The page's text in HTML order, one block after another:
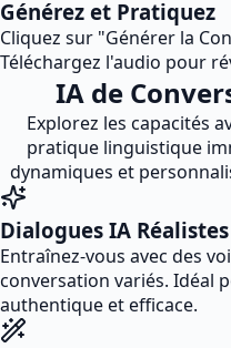
Générez et Pratiquez
Cliquez sur "Générer la
Téléchargez l'audio pour
IA de
Explorez les capacités
pratique linguistique
dynamiques et
Dialogues IA Réalistes
Entraînez-vous avec des
conversation variés. Idéal
authentique et efficace.